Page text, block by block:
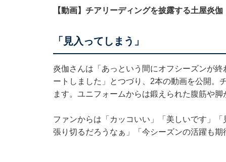
【動画】チアリーディングを披露する土屋炎伽
「見入ってしまう」
炎伽さんは「あっという間にオフシーズンが
ートしました」とつづり、2本の動画を公開。
ます。ユニフォームからは鍛えられた腹筋や脚
ファンからは「カッコいい」「美しいです」
張り切るだろうなぁ」「今シーズンの活躍も期